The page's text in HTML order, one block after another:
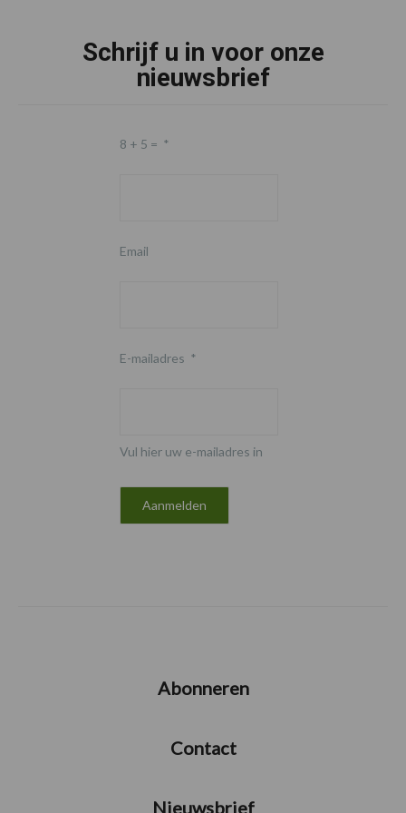
Schrijf u in voor onze
nieuwsbrief
8 + 5 = *
Email
E-mailadres *
Vul hier uw e-mailadres in
Abonneren
Contact
Nieuwsbrief